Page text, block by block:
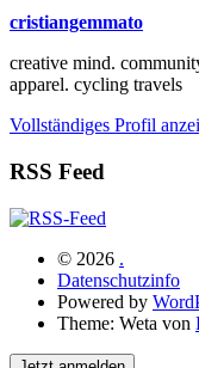
cristiangemmato
creative mind.
apparel. cycling travels
Vollständiges Profil
RSS Feed
© 2026 .
Datenschutzinfo
Powered by
Theme: Weta von